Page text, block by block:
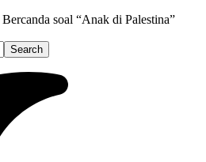
soal “Anak di Palestina”